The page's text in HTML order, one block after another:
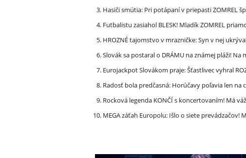
Hasiči smútia: Pri potápaní v priepasti ZOMREL
Futbalistu zasiahol BLESK! Mladík ZOMREL
HROZNÉ tajomstvo v mrazničke: Syn v nej
Slovák sa postaral o DRÁMU na známej pláži! Na
Eurojackpot Slovákom praje: Šťastlivec vyhral
Radosť bola predčasná: Horúčavy poľavia len
Rocková legenda KONČÍ s koncertovaním! Má
MEGA záťah Europolu: Išlo o siete prevádzačov!